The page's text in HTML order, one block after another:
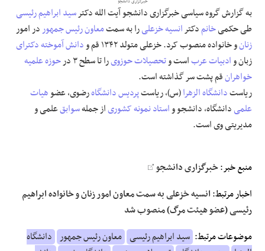
علوم و فن آوری
فرهنگی و هنری
مقالات
به گزارش گروه سیاسی خبرگزاری دانشجو آیت الله دکترسید ابراهیم رئیسی
طی حکمیخانمدکترانسیه خزعلیرا به سمتمعاون رئیس جمهوردر امور
زنانو خانواده منصوب کرد. خزعلی متولد ۱۳۴۲ قم و دانش آموختهدکترای
زبان وادبیات عرباست وتحصیلات حوزویرا تا سطح ۳ در
حوزه علمیه
خواهرانقم پشت سر گذاشته است.
ریاستدانشگاه الزهرا(س)، ریاستپردیس دانشگاهرضوی، عضوهیات
علمیدانشگاه، دانشجو واستادنمونهکشوریاز جملهسوابقعلمی و
مدیریتی وی است.
منبع خبر:خبرگزاری دانشجو
اخبار مرتبط:انسیه خزعلی به سمت معاون امور زنان و خانواده ابراهیم
رئیسی (عضو هیئت مرگ) منصوب شد
موضوعات مرتبط: سید ابراهیم رئیسی معاون رئیس جمهور دانشگاه